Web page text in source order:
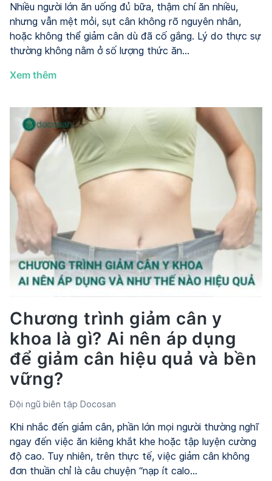
Nhiều người lớn ăn uống đủ bữa, thậm chí ăn nhiều,
nhưng vẫn mệt mỏi, sụt cân không rõ nguyên nhân,
hoặc không thể giảm cân dù đã cố gắng. Lý do thực sự
thường không nằm ở số lượng thức ăn…
Xem thêmKhám
Cho
Người
Lớn
Quy
Trình
Điều
Cần
Biết
Chương trình giảm cân y
khoa là gì? Ai nên áp dụng
để giảm cân hiệu quả và bền
vững?
Đội ngũ biên tập Docosan
Khi nhắc đến giảm cân, phần lớn mọi người thường nghĩ
ngay đến việc ăn kiêng khắt khe hoặc tập luyện cường
độ cao. Tuy nhiên, trên thực tế, việc giảm cân không
đơn thuần chỉ là câu chuyện “nạp ít calo…